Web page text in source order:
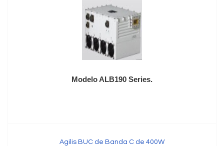
Modelo ALB190 Series.
Agilis BUC de Banda C de 400W